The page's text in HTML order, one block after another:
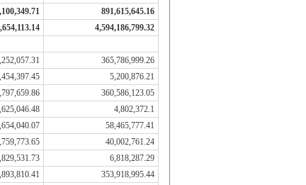
891,615,645.16
4,594,186,799.32
365,786,999.26
5,200,876.21
360,586,123.05
4,802,372.1
58,465,777.41
40,002,761.24
6,818,287.29
353,918,995.44